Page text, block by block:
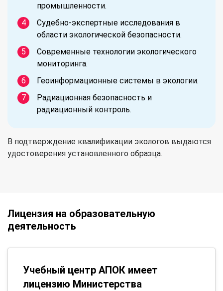
промышленности.
Судебно-экспертные исследования в
области экологической безопасности.
Современные технологии экологического
мониторинга.
Геоинформационные системы в экологии.
Радиационная безопасность и
радиационный контроль.
В подтверждение квалификации экологов выдаются
удостоверения установленного образца.
Лицензия на образовательную
деятельность
Учебный центр АПОК имеет
лицензию Министерства